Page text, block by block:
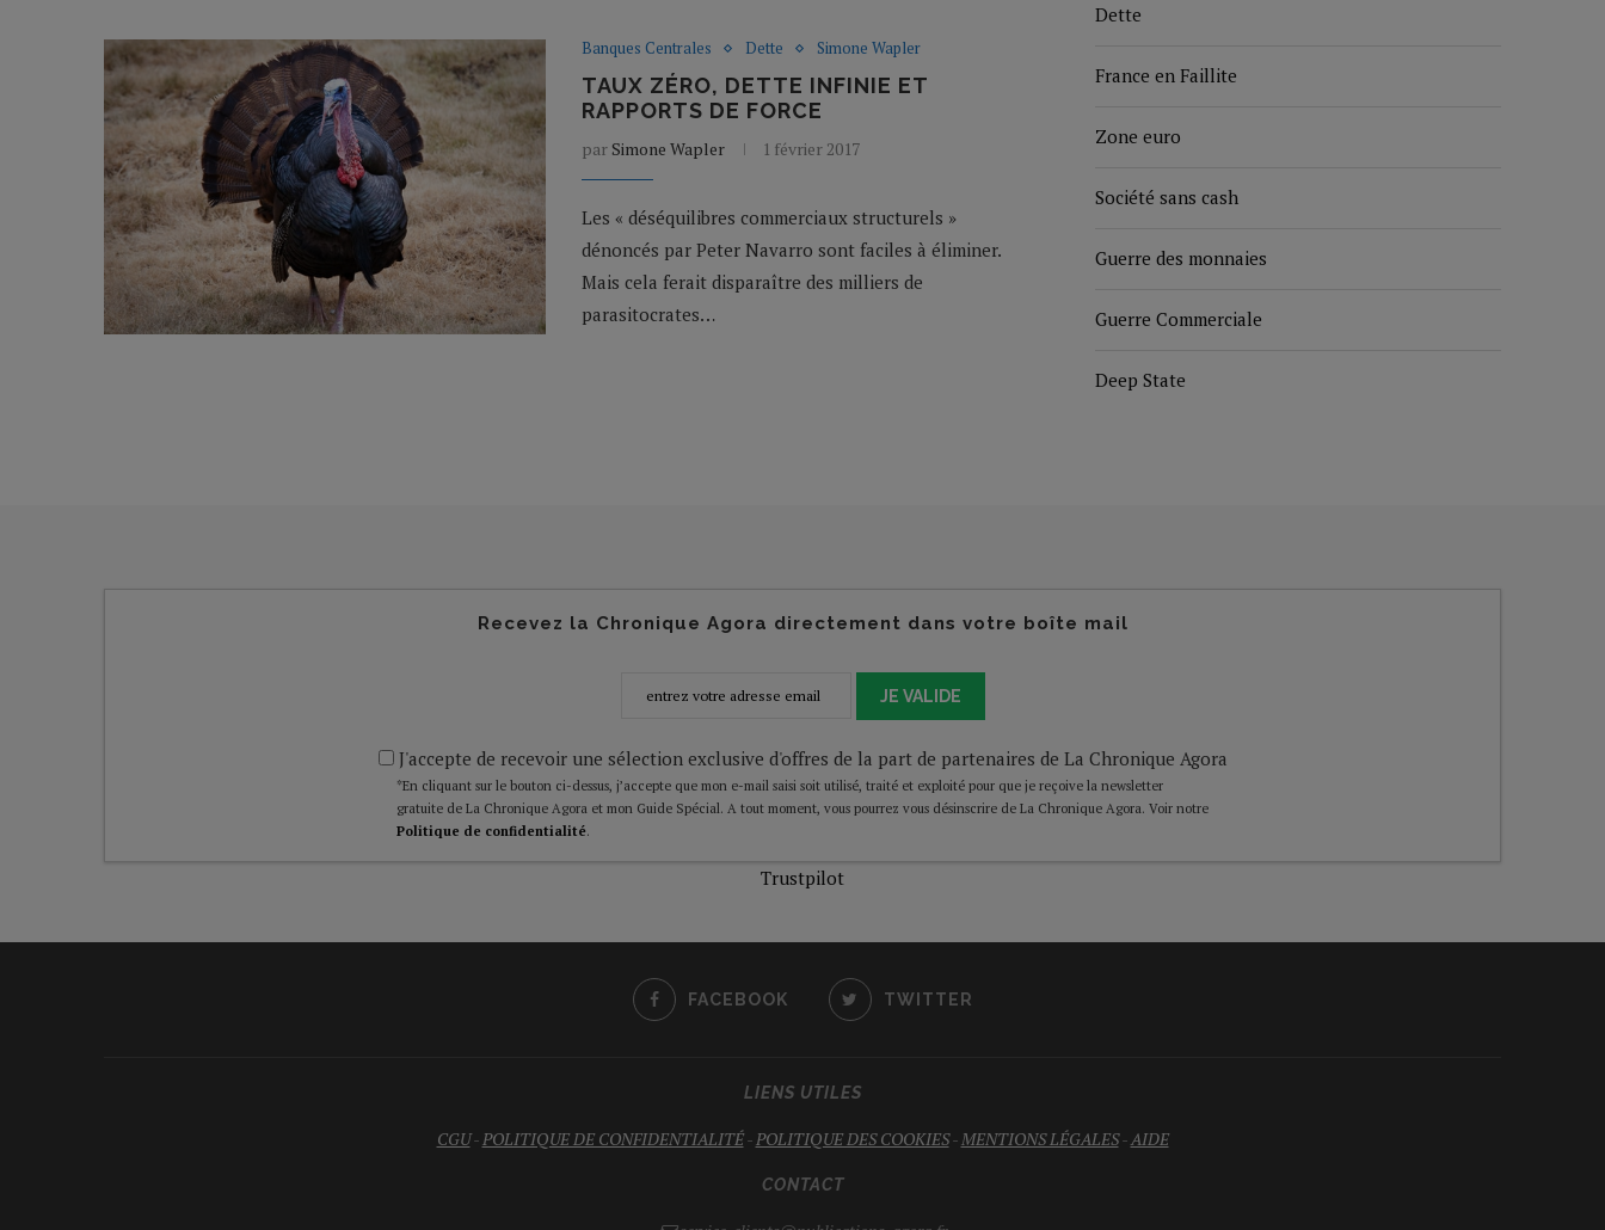
Banques Centrales Dette Simone Wapler
TAUX ZÉRO, DETTE INFINIE ET
RAPPORTS DE FORCE
par Simone Wapler 1 février 2017
Les « déséquilibres commerciaux structurels »
dénoncés par Peter Navarro sont faciles à éliminer.
Mais cela ferait disparaître des milliers de
parasitocrates…
Dette
France en Faillite
Zone euro
Société sans cash
Guerre des monnaies
Guerre Commerciale
Deep State
Recevez la Chronique Agora directement dans votre boîte mail
JE VALIDE
J'accepte de recevoir une sélection exclusive d'offres de la part de partenaires de La Chronique Agora
*En cliquant sur le bouton ci-dessus, j’accepte que mon e-mail saisi soit utilisé, traité et exploité pour que je reçoive la newsletter
gratuite de La Chronique Agora et mon Guide Spécial. A tout moment, vous pourrez vous désinscrire de La Chronique Agora. Voir notre
Politique de confidentialité.
Trustpilot
FACEBOOK TWITTER
LIENS UTILES
CGU-POLITIQUE DE CONFIDENTIALITÉ-POLITIQUE DES COOKIES-MENTIONS LÉGALES-AIDE
CONTACT